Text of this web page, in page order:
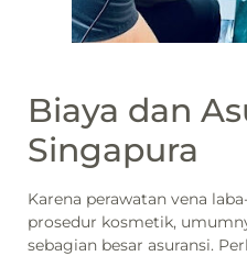
Biaya dan
Singapura
Karena perawatan vena
prosedur kosmetik,
sebagian besar asuransi.